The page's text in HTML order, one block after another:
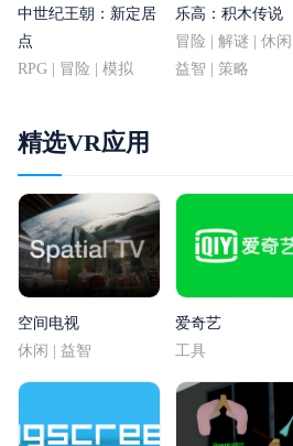
中世纪王朝：新定居
点
RPG | 冒险 | 模拟
乐高：积木传说
冒险 | 解谜 | 休闲 |
益智 | 策略
精选VR应用
空间电视
休闲 | 益智
爱奇艺
工具